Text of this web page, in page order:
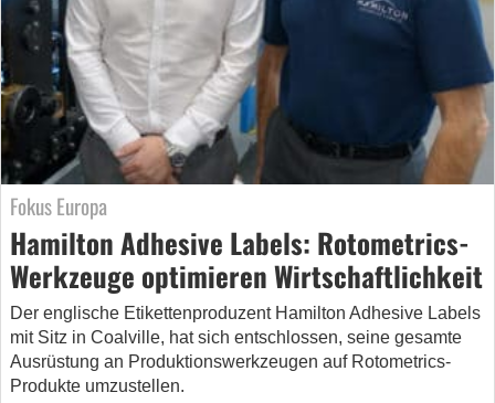
Fokus Europa
Hamilton Adhesive Labels: Rotometrics-
Werkzeuge optimieren Wirtschaftlichkeit
Der englische Etikettenproduzent Hamilton Adhesive Labels
mit Sitz in Coalville, hat sich entschlossen, seine gesamte
Ausrüstung an Produktionswerkzeugen auf Rotometrics-
Produkte umzustellen.